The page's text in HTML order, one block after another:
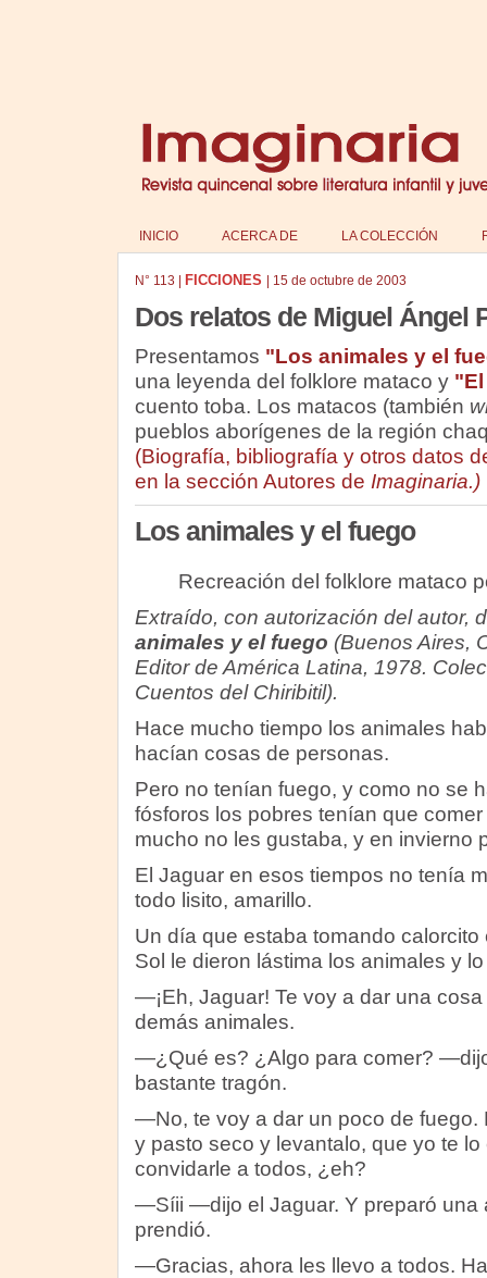
INICIO ACERCA DE LA COLECCIÓN
N° 113 FICCIONES 15 de octubre de 2003
Dos relatos de Miguel Ángel
Presentamos "Los animales y el
una leyenda del folklore mataco y
cuento toba. Los matacos (también
pueblos aborígenes de la región
(Biografía, bibliografía y otros datos
en la sección Autores de Imaginaria.)
Los animales y el fuego
Recreación del folklore mataco
Extraído, con autorización del autor,
animales y el fuego (Buenos Aires,
Editor de América Latina, 1978.
Cuentos del Chiribitil).
Hace mucho tiempo los animales
hacían cosas de personas.
Pero no tenían fuego, y como no se
fósforos los pobres tenían que
mucho no les gustaba, y en invierno
El Jaguar en esos tiempos no tenía
todo lisito, amarillo.
Un día que estaba tomando
Sol le dieron lástima los animales y
—¡Eh, Jaguar! Te voy a dar una
demás animales.
—¿Qué es? ¿Algo para comer?
bastante tragón.
—No, te voy a dar un poco de fuego.
y pasto seco y levantalo, que yo te
convidarle a todos, ¿eh?
—Síii —dijo el Jaguar. Y preparó una
prendió.
—Gracias, ahora les llevo a todos.